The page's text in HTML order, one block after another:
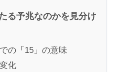
る予兆なのかを見分け
の「15」の意味
化